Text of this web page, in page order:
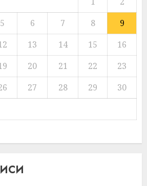
5 6 7 8
9
13 14 15
16
20 21 22
23
27 28 29
30